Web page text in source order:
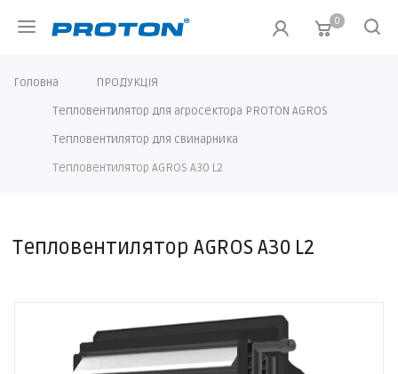
0
Головна
ПРОДУКЦІЯ
Тепловентилятор для агросектора PROTON AGROS
Тепловентилятор для свинарника
Тепловентилятор AGROS A30 L2
Тепловентилятор AGROS A30 L2